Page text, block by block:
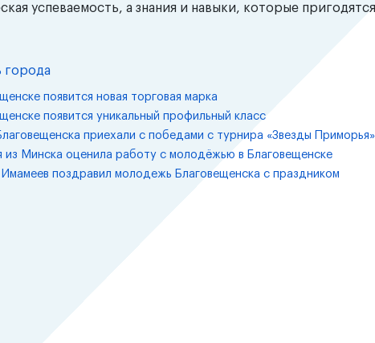
успеваемость, а знания и навыки, которые
города
появится новая торговая марка
появится уникальный профильный класс
приехали с победами с турнира «Звезды Приморья»
из Минска оценила работу с молодёжью в Благовещенске
поздравил молодежь Благовещенска с праздником